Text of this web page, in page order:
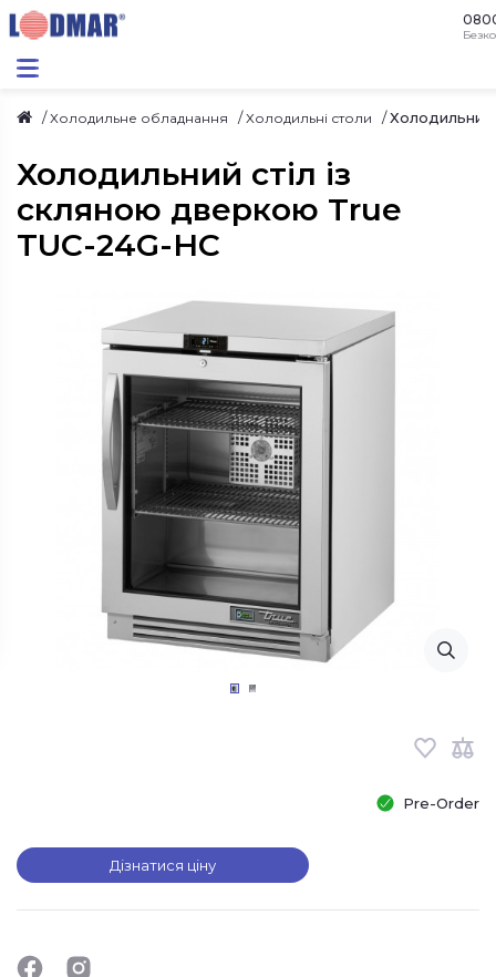
Холодильне обладнання Холодильні столи Холодильний
Холодильний стіл із
скляною дверкою True
TUC-24G-HC
Pre-Order
Дізнатися ціну